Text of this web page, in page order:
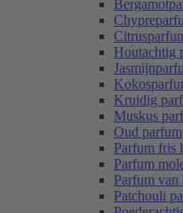
Houtachtig
Kruidig
Muskus
Oud parfum
Parfum fris
Parfum
Parfum van
Patchouli